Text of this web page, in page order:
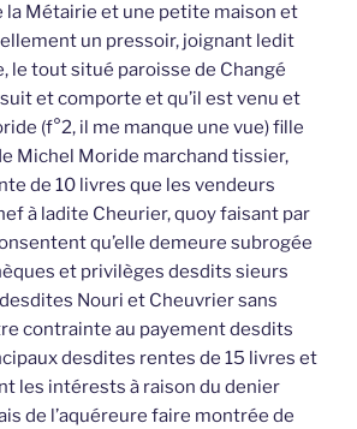
la Métairie et une petite maison et
un pressoir, joignant ledit
le tout situé paroisse de Changé
et comporte et qu’il est venu et
(f°2, il me manque une vue) fille
Michel Moride marchand tissier,
de 10 livres que les vendeurs
à ladite Cheurier, quoy faisant par
qu’elle demeure subrogée
et privilèges desdits sieurs
Nouri et Cheuvrier sans
contrainte au payement desdits
desdites rentes de 15 livres et
les intérests à raison du denier
de l’aquéreure faire montrée de